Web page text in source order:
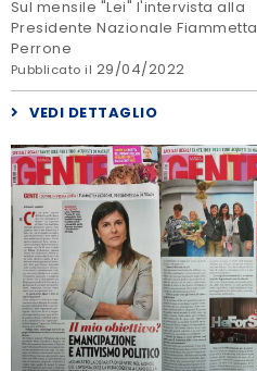
Sul mensile "Lei" l'intervista alla
Presidente Nazionale Fiammetta
Perrone
Pubblicato il 29/04/2022
VEDI DETTAGLIO